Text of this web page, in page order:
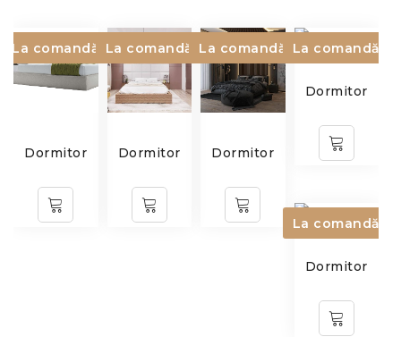
La comandă
Dormitor
La comandă
Dormitor
La comandă
Dormitor
La comandă
Dormitor
La comandă
Dormitor